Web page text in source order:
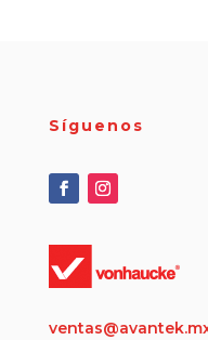
Síguenos